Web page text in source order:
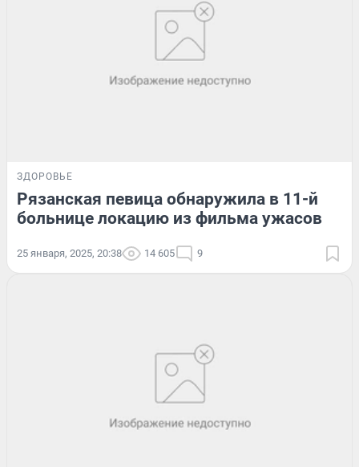
ЗДОРОВЬЕ
Рязанская певица обнаружила в 11-й
больнице локацию из фильма ужасов
25 января, 2025, 20:38 14 605 9